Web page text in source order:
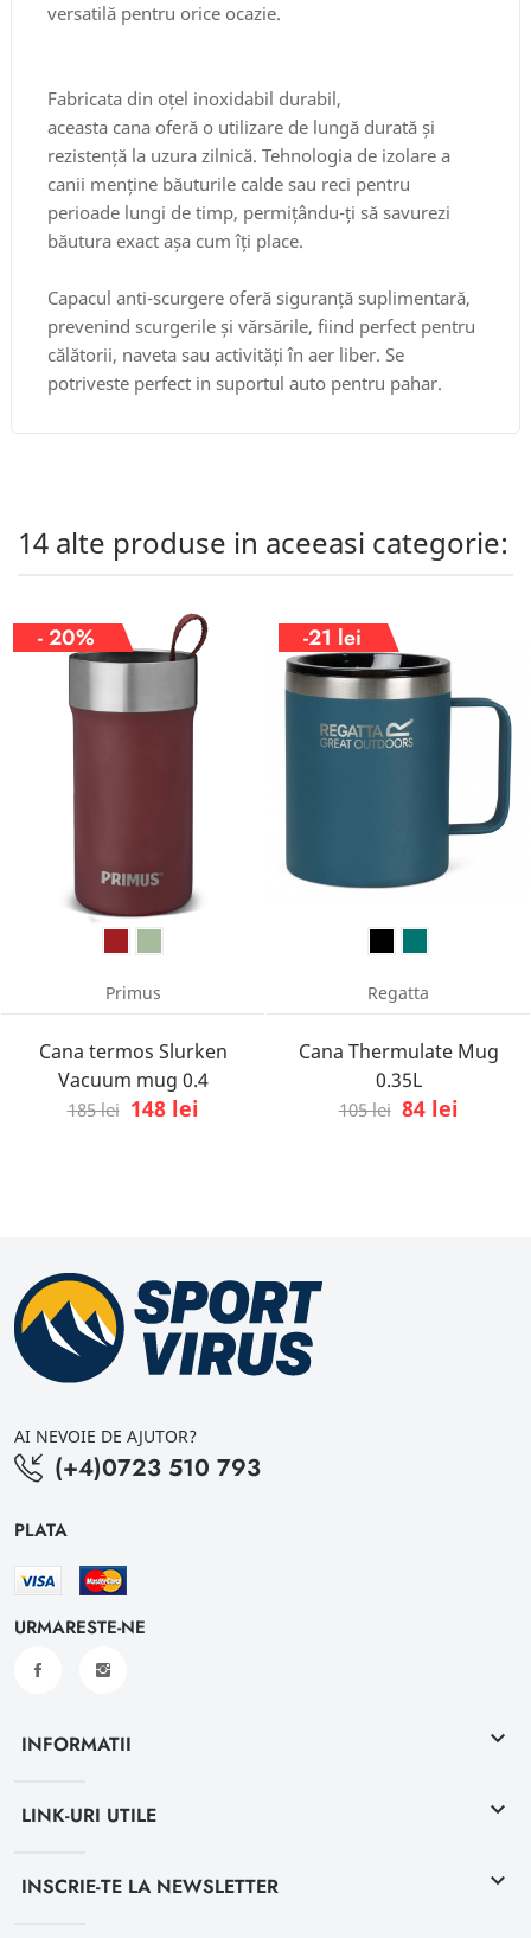
versatilă pentru orice ocazie.
Fabricata din oțel inoxidabil durabil,
aceasta cana oferă o utilizare de lungă durată și
rezistență la uzura zilnică. Tehnologia de izolare a
canii menține băuturile calde sau reci pentru
perioade lungi de timp, permițându-ți să savurezi
băutura exact așa cum îți place.
Capacul anti-scurgere oferă siguranță suplimentară,
prevenind scurgerile și vărsările, fiind perfect pentru
călătorii, naveta sau activități în aer liber. Se
potriveste perfect in suportul auto pentru pahar.
14 alte produse in aceeasi categorie:
- 20%
Primus
Cana termos Slurken
Vacuum mug 0.4
185 lei 148 lei
-21 lei
Regatta
Cana Thermulate Mug
0.35L
105 lei 84 lei
AI NEVOIE DE AJUTOR?
(+4)0723 510 793
PLATA
URMARESTE-NE
INFORMATII keyboard_arrow_down
LINK-URI UTILE keyboard_arrow_down
INSCRIE-TE LA NEWSLETTER keyboard_arrow_down